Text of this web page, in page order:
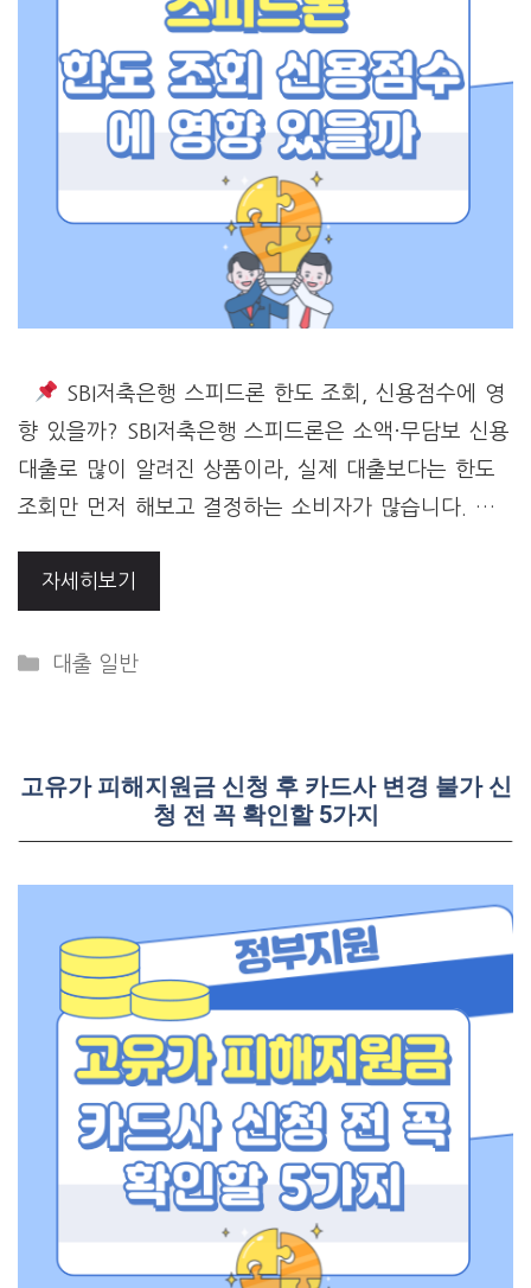
SBI저축은행 스피드론 한도 조회, 신용점수에 영
향 있을까? SBI저축은행 스피드론은 소액·무담보 신용
대출로 많이 알려진 상품이라, 실제 대출보다는 한도
조회만 먼저 해보고 결정하는 소비자가 많습니다. …
자세히보기
Categories
대출 일반
고유가 피해지원금 신청 후 카드사 변경 불가 신
청 전 꼭 확인할 5가지